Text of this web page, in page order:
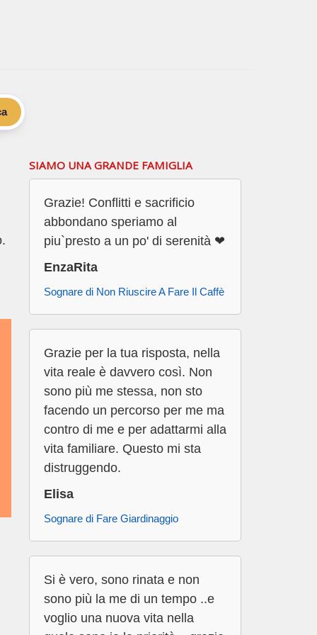
SIAMO UNA GRANDE FAMIGLIA
Grazie! Conflitti e sacrificio
abbondano speriamo al
piu`presto a un po' di serenità ❤
EnzaRita
Sognare di Non Riuscire A Fare Il Caffè
Grazie per la tua risposta, nella
vita reale è davvero così. Non
sono più me stessa, non sto
facendo un percorso per me ma
contro di me e per adattarmi alla
vita familiare. Questo mi sta
distruggendo.
Elisa
Sognare di Fare Giardinaggio
Si è vero, sono rinata e non
sono più la me di un tempo ..e
voglio una nuova vita nella